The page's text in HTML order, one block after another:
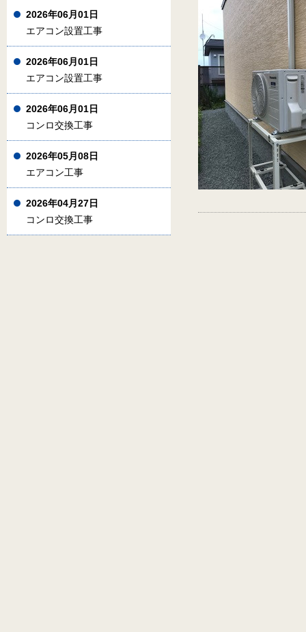
2026年06月01日
エアコン設置工事
2026年06月01日
エアコン設置工事
2026年06月01日
コンロ交換工事
2026年05月08日
エアコン工事
2026年04月27日
コンロ交換工事